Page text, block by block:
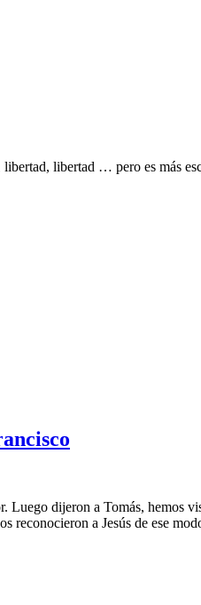
libertad … pero es más
dijeron a Tomás, hemos
a Jesús de ese